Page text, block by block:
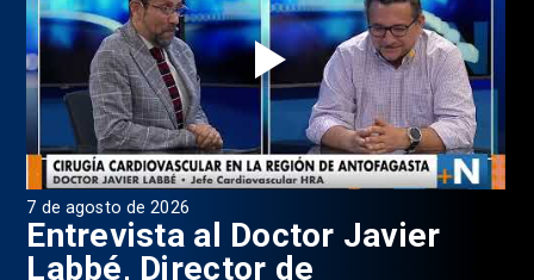
7 de agosto de 2026
Entrevista al Doctor Javier
Labbé, Director de